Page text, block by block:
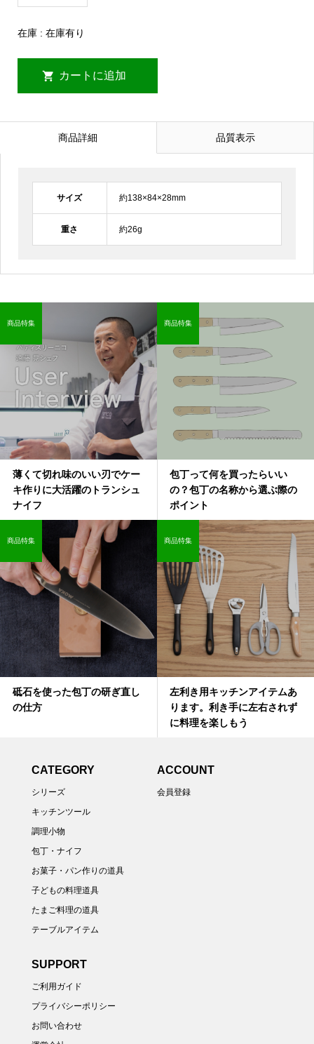
在庫 : 在庫有り
商品詳細 品質表示
サイズ 約138×84×28mm
重さ 約26g
薄くて切れ味のいい刃でケー
キ作りに大活躍のトランシュ
ナイフ
商品特集
包丁って何を買ったらいい
の？包丁の名称から選ぶ際の
ポイント
商品特集
砥石を使った包丁の研ぎ直し
の仕方
商品特集
左利き用キッチンアイテムあ
ります。利き手に左右されず
に料理を楽しもう
商品特集
CATEGORY
シリーズ
キッチンツール
調理小物
包丁・ナイフ
お菓子・パン作りの道具
子どもの料理道具
たまご料理の道具
テーブルアイテム
ACCOUNT
会員登録
SUPPORT
ご利用ガイド
プライバシーポリシー
お問い合わせ